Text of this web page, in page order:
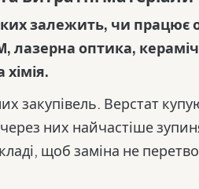
залежить, чи
лазерна оптика,
хімія.
закупівель. Верстат
них найчастіше
щоб заміна не